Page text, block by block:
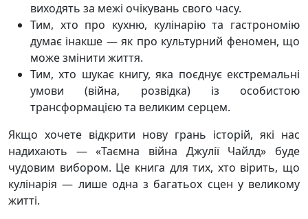
виходять за межі очікувань свого часу.
Тим, хто про кухню, кулінарію та гастрономію
думає інакше — як про культурний феномен, що
може змінити життя.
Тим, хто шукає книгу, яка поєднує екстремальні
умови (війна, розвідка) із особистою
трансформацією та великим серцем.
Якщо хочете відкрити нову грань історій, які нас
надихають — «Таємна війна Джулії Чайлд» буде
чудовим вибором. Це книга для тих, хто вірить, що
кулінарія — лише одна з багатьох сцен у великому
житті.